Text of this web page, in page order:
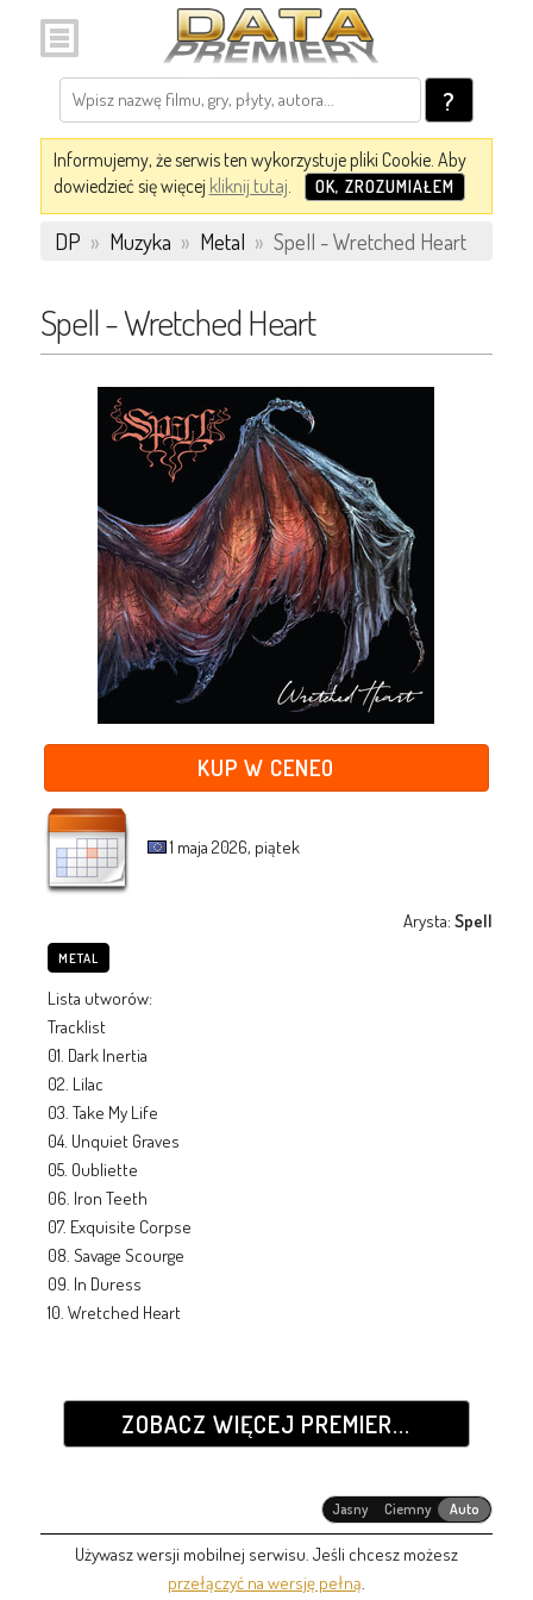
?
Informujemy, że serwis ten wykorzystuje pliki Cookie. Aby
dowiedzieć się więcej kliknij tutaj. OK, ZROZUMIAŁEM
DP » Muzyka » Metal » Spell - Wretched Heart
Spell - Wretched Heart
KUP W CENEO
1 maja 2026, piątek
Arysta:Spell
METAL
Lista utworów:
Tracklist
01. Dark Inertia
02. Lilac
03. Take My Life
04. Unquiet Graves
05. Oubliette
06. Iron Teeth
07. Exquisite Corpse
08. Savage Scourge
09. In Duress
10. Wretched Heart
ZOBACZ WIĘCEJ PREMIER...
Jasny Ciemny Auto
Używasz wersji mobilnej serwisu. Jeśli chcesz możesz
przełączyć na wersję pełną